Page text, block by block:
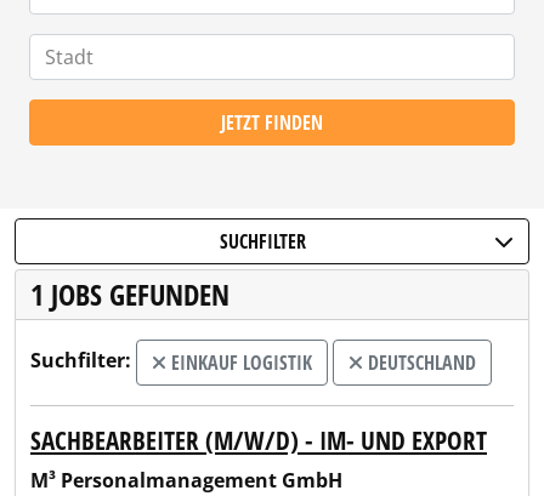
JETZT FINDEN
SUCHFILTER
1 JOBS GEFUNDEN
Suchfilter: EINKAUF LOGISTIK DEUTSCHLAND
SACHBEARBEITER (M/W/D) - IM- UND EXPORT
M³ Personalmanagement GmbH